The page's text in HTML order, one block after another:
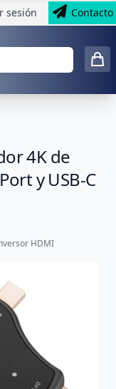
sesión Contacto
4K de
y USB-C
HDMI